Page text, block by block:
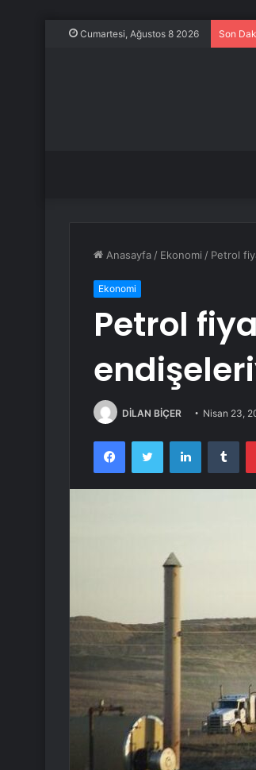
Cumartesi, Ağustos 8 2026 Son
Anasayfa / Ekonomi / Petrol
Ekonomi
Petrol
DİLAN BİÇER Nisan 23,
FacebookTwitter LinkedIn